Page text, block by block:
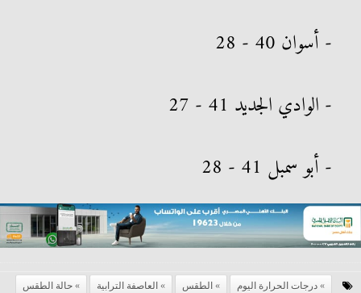
- أسوان 40 - 28
- الوادي الجديد 41 - 27
- أبو سمبل 41 - 28
درجات الحرارة اليوم الطقس العاصفة الترابية
حالة الطقس